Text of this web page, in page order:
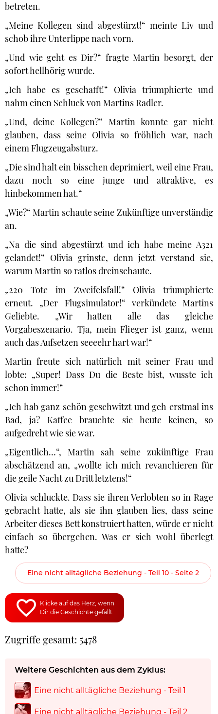
betreten.
„Meine Kollegen sind abgestürzt!“ meinte Liv und
schob ihre Unterlippe nach vorn.
„Und wie geht es Dir?“ fragte Martin besorgt, der
sofort hellhörig wurde.
„Ich habe es geschafft!“ Olivia triumphierte und
nahm einen Schluck von Martins Radler.
„Und, deine Kollegen?“ Martin konnte gar nicht
glauben, dass seine Olivia so fröhlich war, nach
einem Flugzeugabsturz.
„Die sind halt ein bisschen deprimiert, weil eine Frau,
dazu noch so eine junge und attraktive, es
hinbekommen hat.“
„Wie?“ Martin schaute seine Zukünftige unverständig
an.
„Na die sind abgestürzt und ich habe meine A321
gelandet!“ Olivia grinste, denn jetzt verstand sie,
warum Martin so ratlos dreinschaute.
„220 Tote im Zweifelsfall!“ Olivia triumphierte
erneut. „Der Flugsimulator!“ verkündete Martins
Geliebte. „Wir hatten alle das gleiche
Vorgabeszenario. Tja, mein Flieger ist ganz, wenn
auch das Aufsetzen seeeehr hart war!“
Martin freute sich natürlich mit seiner Frau und
lobte: „Super! Dass Du die Beste bist, wusste ich
schon immer!“
„Ich hab ganz schön geschwitzt und geh erstmal ins
Bad, ja? Kaffee brauchte sie heute keinen, so
aufgedreht wie sie war.
„Eigentlich…“, Martin sah seine zukünftige Frau
abschätzend an, „wollte ich mich revanchieren für
die geile Nacht zu Dritt letztens!“
Olivia schluckte. Dass sie ihren Verlobten so in Rage
gebracht hatte, als sie ihn glauben lies, dass seine
Arbeiter dieses Bett konstruiert hatten, würde er nicht
einfach so übergehen. Was er sich wohl überlegt
hatte?
Eine nicht alltägliche Beziehung - Teil 10 - Seite 2
Klicke auf das Herz, wenn
Dir die Geschichte gefällt
Zugriffe gesamt: 5478
Weitere Geschichten aus dem Zyklus:
Eine nicht alltägliche Beziehung - Teil 1
Eine nicht alltägliche Beziehung - Teil 2